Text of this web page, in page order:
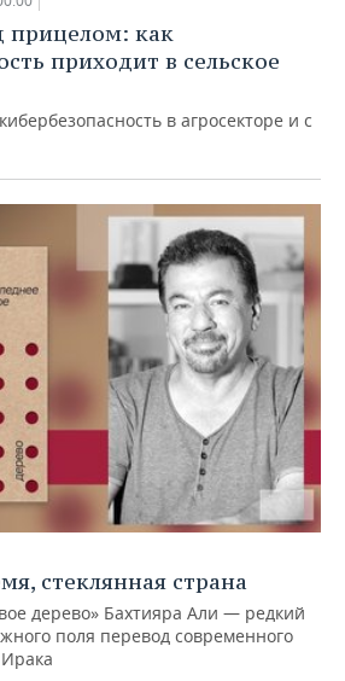
прицелом: как
приходит в сельское
в агросекторе и с
стеклянная страна
дерево» Бахтияра Али — редкий
поля перевод современного
Ирака